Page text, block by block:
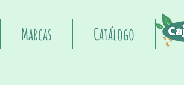
Marcas Catálogo